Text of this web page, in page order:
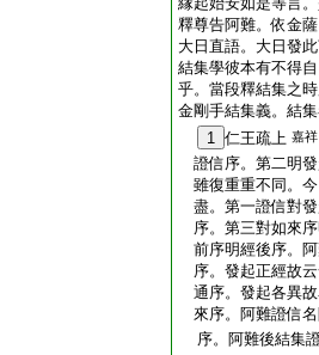
釋尊告阿難。依金
大日直語。大日發
結集學彼本有不得
乎。當段釋結集之
金剛手結集義。結
1 仁王疏上 嘉祥
證信序。第二明
雖復重重不同。
盡。第一證信對
序。第三對如來
前序明經後序。
序。發起正經故
通序。發起各異
來序。阿難證信
序。阿難後結集